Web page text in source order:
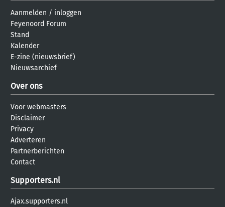
Aanmelden / inloggen
Feyenoord Forum
Stand
Kalender
E-zine (nieuwsbrief)
Nieuwsarchief
Over ons
Voor webmasters
Disclaimer
Privacy
Adverteren
Partnerberichten
Contact
Supporters.nl
Ajax.supporters.nl